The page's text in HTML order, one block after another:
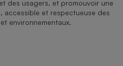
des usagers, et promouvoir une
accessible et respectueuse des
environnementaux.